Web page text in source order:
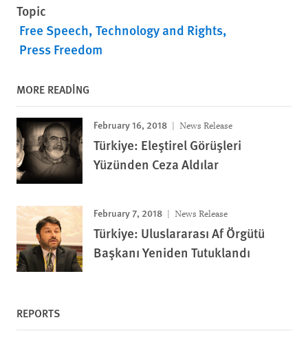
Topic
Free Speech Technology and Rights
Press Freedom
MORE READING
February 16, 2018 News Release
Türkiye: Eleştirel Görüşleri
Yüzünden Ceza Aldılar
February 7, 2018 News Release
Türkiye: Uluslararası Af Örgütü
Başkanı Yeniden Tutuklandı
REPORTS